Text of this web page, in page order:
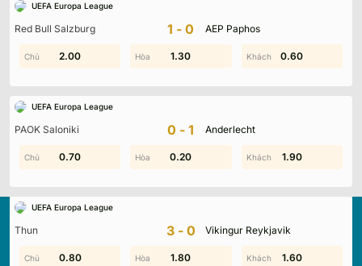
UEFA Europa League
Red Bull Salzburg 1-0 AEP Paphos
1.00 0.60 0.90
2.00 1.30 0.60
UEFA Europa League
PAOK Saloniki 0-1 Anderlecht
1.80 1.50 0.90
0.70 0.20 1.90
UEFA Europa League
Thun 3-0 Vikingur Reykjavik
1.90 0.60 1.10
0.80 1.80 1.60